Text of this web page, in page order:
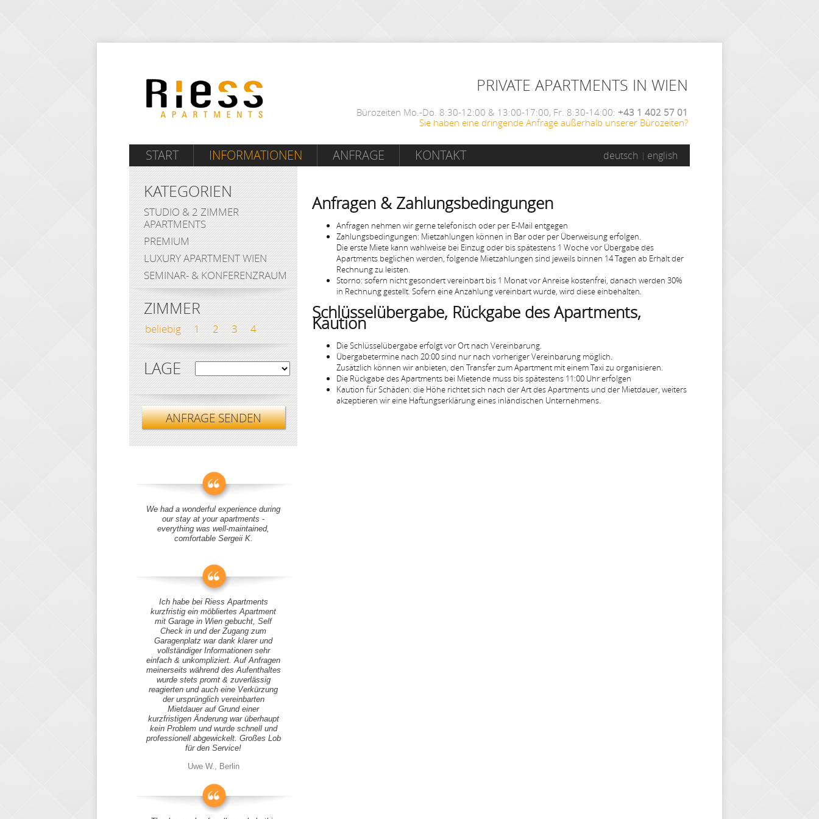
PRIVATE APARTMENTS IN WIEN
Bürozeiten Mo.-Do. 8:30-12:00 & 13:00-17:00, Fr. 8:30-14:00: +43 1 402 57 01
Sie haben eine dringende Anfrage außerhalb unserer Bürozeiten?
START INFORMATIONEN ANFRAGE KONTAKT deutsch english
Anfragen & Zahlungsbedingungen
Anfragen nehmen wir gerne telefonisch oder per E-Mail entgegen
Zahlungsbedingungen: Mietzahlungen können in Bar oder per Überweisung erfolgen.
Die erste Miete kann wahlweise bei Einzug oder bis spätestens 1 Woche vor Übergabe des
Apartments beglichen werden, folgende Mietzahlungen sind jeweils binnen 14 Tagen ab Erhalt der
Rechnung zu leisten.
Storno: sofern nicht gesondert vereinbart bis 1 Monat vor Anreise kostenfrei, danach werden 30%
in Rechnung gestellt. Sofern eine Anzahlung vereinbart wurde, wird diese einbehalten.
Schlüsselübergabe, Rückgabe des Apartments,
Kaution
Die Schlüsselübergabe erfolgt vor Ort nach Vereinbarung.
Übergabetermine nach 20:00 sind nur nach vorheriger Vereinbarung möglich.
Zusätzlich können wir anbieten, den Transfer zum Apartment mit einem Taxi zu organisieren.
Die Rückgabe des Apartments bei Mietende muss bis spätestens 11:00 Uhr erfolgen
Kaution für Schäden: die Höhe richtet sich nach der Art des Apartments und der Mietdauer, weiters
akzeptieren wir eine Haftungserklärung eines inländischen Unternehmens.
KATEGORIEN
STUDIO & 2 ZIMMER
APARTMENTS
PREMIUM
LUXURY APARTMENT WIEN
SEMINAR- & KONFERENZRAUM
ZIMMER
beliebig 1 2 3 4
LAGE
ANFRAGE SENDEN
We had a wonderful experience during
our stay at your apartments -
everything was well-maintained,
comfortable Sergeii K.
Ich habe bei Riess Apartments
kurzfristig ein möbliertes Apartment
mit Garage in Wien gebucht, Self
Check in und der Zugang zum
Garagenplatz war dank klarer und
vollständiger Informationen sehr
einfach & unkompliziert. Auf Anfragen
meinerseits während des Aufenthaltes
wurde stets promt & zuverlässig
reagierten und auch eine Verkürzung
der ursprünglich vereinbarten
Mietdauer auf Grund einer
kurzfristigen Änderung war überhaupt
kein Problem und wurde schnell und
professionell abgewickelt. Großes Lob
für den Service!
Uwe W., Berlin